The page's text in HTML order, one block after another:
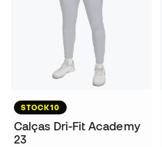
STOCK10
Calças Dri-Fit Academy
23